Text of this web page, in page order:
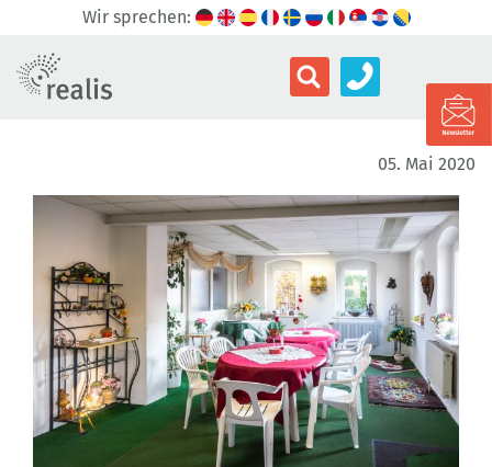
Wir sprechen:
05. Mai 2020